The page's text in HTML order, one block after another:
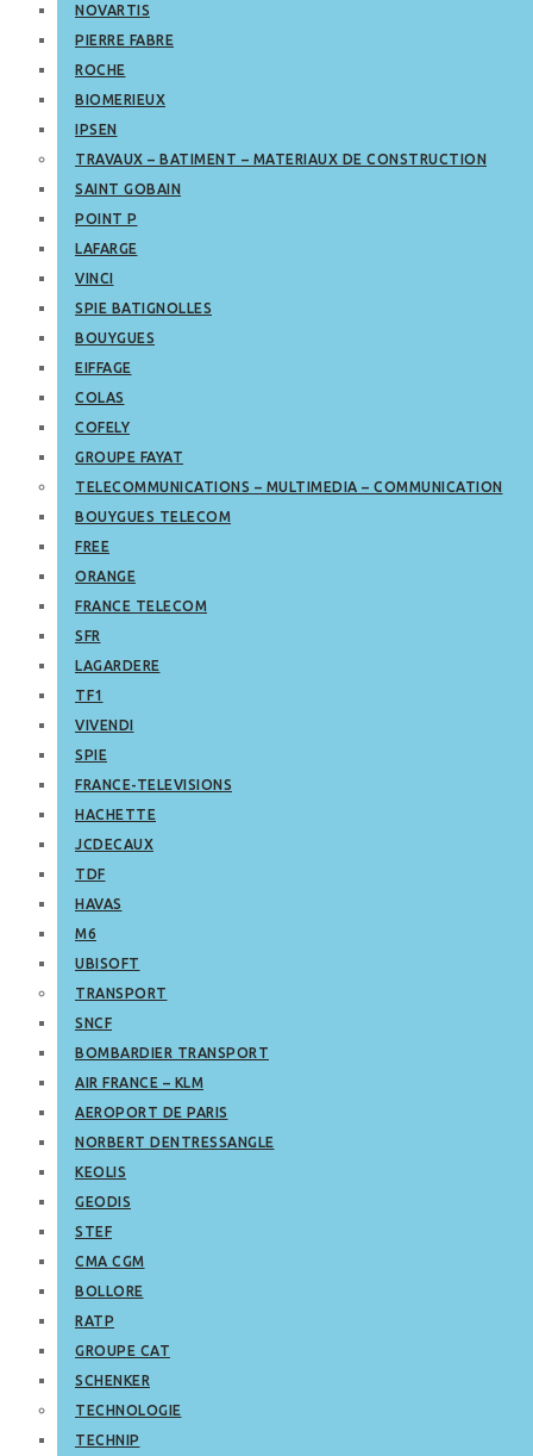
NOVARTIS
PIERRE FABRE
ROCHE
BIOMERIEUX
IPSEN
TRAVAUX – BATIMENT – MATERIAUX DE CONSTRUCTION
SAINT GOBAIN
POINT P
LAFARGE
VINCI
SPIE BATIGNOLLES
BOUYGUES
EIFFAGE
COLAS
COFELY
GROUPE FAYAT
TELECOMMUNICATIONS – MULTIMEDIA – COMMUNICATION
BOUYGUES TELECOM
FREE
ORANGE
FRANCE TELECOM
SFR
LAGARDERE
TF1
VIVENDI
SPIE
FRANCE-TELEVISIONS
HACHETTE
JCDECAUX
TDF
HAVAS
M6
UBISOFT
TRANSPORT
SNCF
BOMBARDIER TRANSPORT
AIR FRANCE – KLM
AEROPORT DE PARIS
NORBERT DENTRESSANGLE
KEOLIS
GEODIS
STEF
CMA CGM
BOLLORE
RATP
GROUPE CAT
SCHENKER
TECHNOLOGIE
TECHNIP